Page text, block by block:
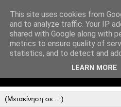
This site uses cookies from
and to analyze traffic. Your IP
shared with Google along with
metrics to ensure quality of
statistics, and to detect and
LEARN MORE